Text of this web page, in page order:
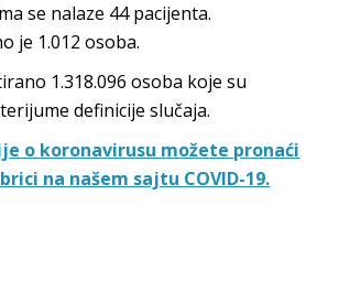
se nalaze 44 pacijenta.
je 1.012 osoba.
1.318.096 osoba koje su
definicije slučaja.
o koronavirusu možete pronaći
na našem sajtu COVID-19.